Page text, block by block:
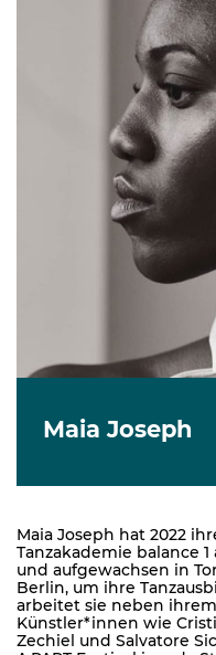
Maia Joseph
Maia Joseph hat 2022
Tanzakademie balance
und aufgewachsen in
Berlin, um ihre
arbeitet sie neben
Künstler*innen wie
Zechiel und Salvatore